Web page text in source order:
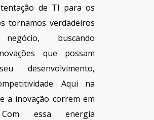
de TI para os
tornamos verdadeiros
buscando
que possam
desenvolvimento,
Aqui na
a inovação correm em
essa energia